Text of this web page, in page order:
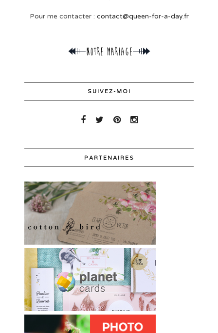
Pour me contacter : contact@queen-for-a-day.fr
SUIVEZ-MOI
PARTENAIRES